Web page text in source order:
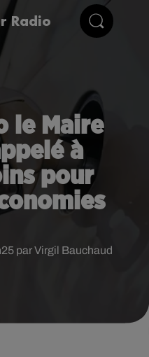
Radio
le Maire
à
pour
par Virgil Bauchaud